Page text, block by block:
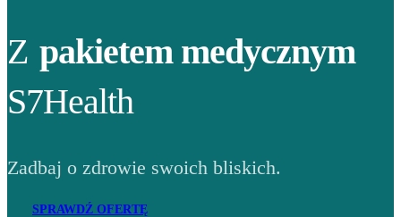
Z pakietem medycznym
S7Health
Zadbaj o zdrowie swoich bliskich.
SPRAWDŹ OFERTĘ